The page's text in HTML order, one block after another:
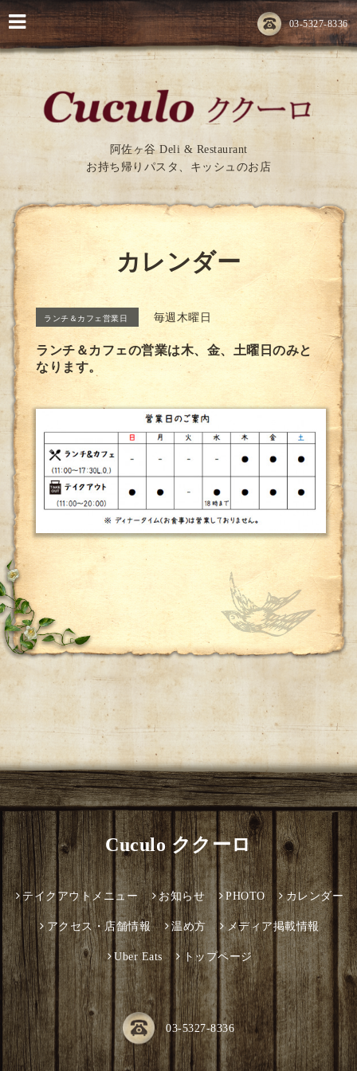
03-5327-8336
阿佐ヶ谷 Deli & Restaurant
お持ち帰りパスタ、キッシュのお店
カレンダー
ランチ＆カフェ営業日 毎週木曜日
ランチ＆カフェの営業は木、金、土曜日のみと
なります。
Cuculo ククーロ
テイクアウトメニュー お知らせ PHOTO カレンダー
アクセス・店舗情報 温め方 メディア掲載情報
Uber Eats トップページ
03-5327-8336